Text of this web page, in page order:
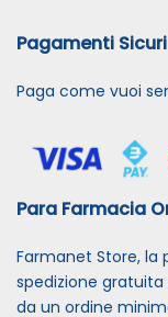
Pagamenti Sicuri
Paga come vuoi
Para Farmacia
Farmanet Store,
spedizione
da un ordine